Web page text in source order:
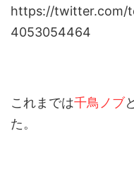
https://twitter.com/
4053054464
これまでは千鳥ノブと
た。